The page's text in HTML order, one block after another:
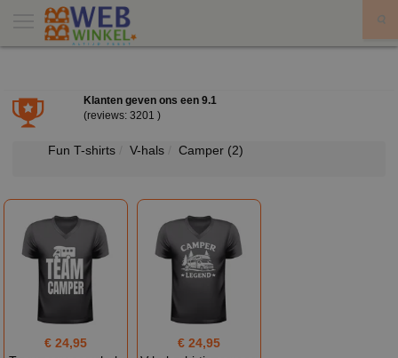
Klanten geven ons een 9.1
(reviews: 3201 )
Fun T-shirts V-hals Camper (2)
€ 24,95
€ 24,95